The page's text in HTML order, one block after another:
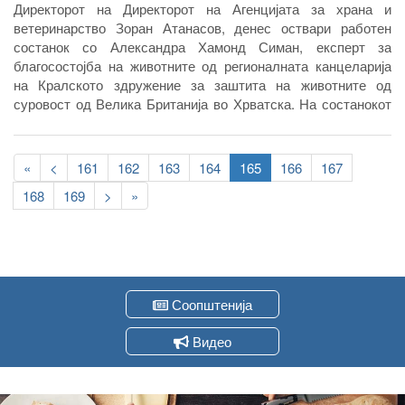
Директорот на Директорот на Агенцијата за храна и
ветеринарство Зоран Атанасов, денес оствари работен
состанок со Александра Хамонд Симан, експерт за
благосостојба на животните од регионалната канцеларија
на Кралското здружение за заштита на животните од
суровост од Велика Британија во Хрватска. На состанокот
кучињата за која се одржува неделава, а прецизирани беа и
деталите за продолжување на соработката на Агенцијата
со ова здружение.
Pagination
First
page
«
Previous
page
< Page
161 Page
162 Page
163 Page
164
Current
page
165 Page
166 Page
167
Page
168 Page
169
Следна
страна
>
Last
page
»
Соопштенија
Видео